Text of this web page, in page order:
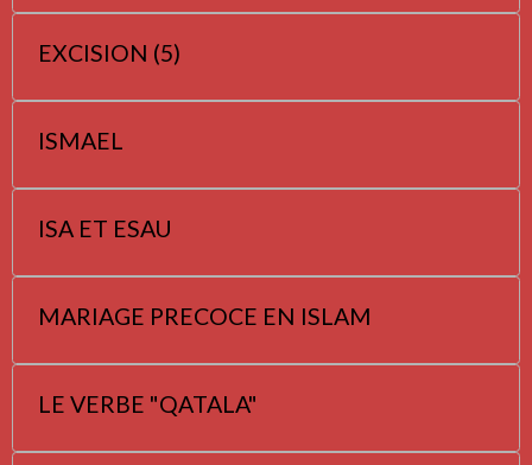
EXCISION (5)
ISMAEL
ISA ET ESAU
MARIAGE PRECOCE EN ISLAM
LE VERBE "QATALA"